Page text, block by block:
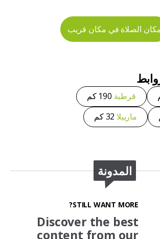
الصلاة في مكان قريب
قرطبة 190 كم
ماربيلا 32 كم
المدونة
STILL WANT MORE?
Discover the best
content from our